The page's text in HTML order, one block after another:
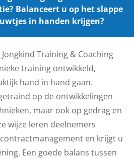
Balanceert u op het slappe
in handen krijgen?
Training & Coaching
training ontwikkeld,
hand in hand gaan.
op de ontwikkelingen
maar ook op gedrag en
wijze leren deelnemers
en krijgt u
Een goede balans tussen